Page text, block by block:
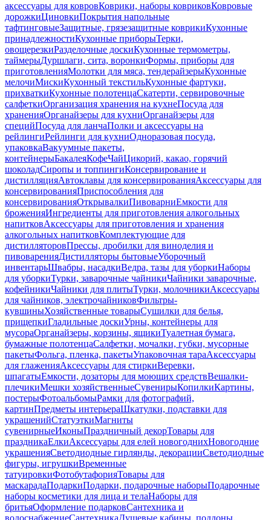
аксессуары для ковровКоврики, наборы ковриковКовровые
дорожкиЦиновкиПокрытия напольные
тафтинговыеЗащитные, грязезащитные коврикиКухонные
принадлежностиКухонные приборыТерки,
овощерезкиРазделочные доскиКухонные термометры,
таймерыДуршлаги, сита, воронкиФормы, приборы для
приготовленияМолотки для мяса, тендерайзерыКухонные
мелочиМискиКухонный текстильКухонные фартуки,
прихваткиКухонные полотенцаСкатерти, сервировочные
салфеткиОрганизация хранения на кухнеПосуда для
храненияОрганайзеры для кухниОрганайзеры для
специйПосуда для ланчаПолки и аксессуары на
рейлингиРейлинги для кухниОдноразовая посуда,
упаковкаВакуумные пакеты,
контейнерыБакалеяКофеЧайЦикорий, какао, горячий
шоколадСиропы и топпингиКонсервирование и
дистилляцияАвтоклавы для консервированияАксессуары для
консервированияПриспособления для
консервированияОткрывалкиПивоварниЕмкости для
броженияИнгредиенты для приготовления алкогольных
напитковАксессуары для приготовления и хранения
алкогольных напитковКомплектующие для
дистилляторовПрессы, дробилки для виноделия и
пивоваренияДистилляторы бытовыеУборочный
инвентарьШвабры, насадкиВедра, тазы для уборкиНаборы
для уборкиТурки, заварочные чайникиЧайники заварочные,
кофейникиЧайники для плитыТурки, молочникиАксессуары
для чайников, электрочайниковФильтры-
кувшиныХозяйственные товарыСушилки для белья,
прищепкиГладильные доскиУрны, контейнеры для
мусораОрганайзеры, корзины, ящикиТуалетная бумага,
бумажные полотенцаСалфетки, мочалки, губки, мусорные
пакетыФольга, пленка, пакетыУпаковочная тараАксессуары
для глаженияАксессуары для стиркиВеревки,
шпагатыЕмкости, дозаторы для моющих средствВешалки-
плечикиМешки хозяйственныеСувенирыКопилкиКартины,
постерыФотоальбомыРамки для фотографий,
картинПредметы интерьераШкатулки, подставки для
украшенийСтатуэткиМагниты
сувенирныеИконыПраздничный декорТовары для
праздникаЕлкиАксессуары для елей новогоднихНовогодние
украшенияСветодиодные гирлянды, декорацииСветодиодные
фигуры, игрушкиВременные
татуировкиФотобутафорияТовары для
маскарадаПодаркиПодарки, подарочные наборыПодарочные
наборы косметики для лица и телаНаборы для
бритьяОформление подарковСантехника и
водоснабжениеСантехникаДушевые кабины, поддоны,